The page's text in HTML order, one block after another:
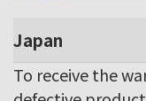
Japan
To receive the